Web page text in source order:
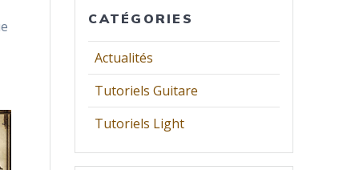
CATÉGORIES
Actualités
Tutoriels Guitare
Tutoriels Light